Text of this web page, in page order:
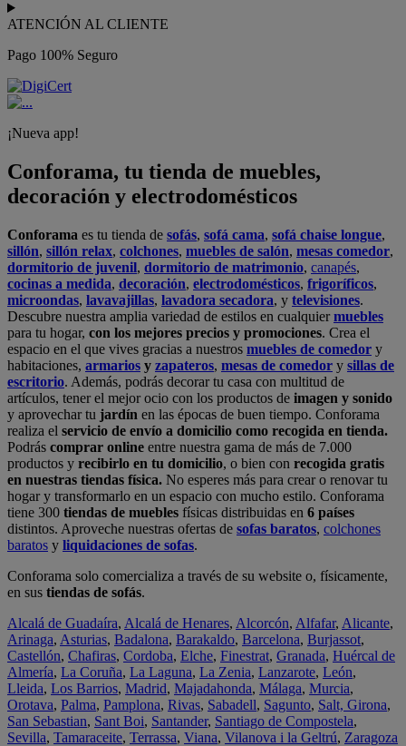
ATENCIÓN AL CLIENTE
Pago 100% Seguro
¡Nueva app!
Conforama, tu tienda de muebles,
decoración y electrodomésticos
Conforama es tu tienda de sofás, sofá cama, sofá chaise longue,
sillón, sillón relax, colchones, muebles de salón, mesas comedor,
dormitorio de juvenil, dormitorio de matrimonio, canapés,
cocinas a medida, decoración, electrodomésticos, frigoríficos,
microondas, lavavajillas, lavadora secadora, y televisiones.
Descubre nuestra amplia variedad de estilos en cualquiermuebles
para tu hogar, con los mejores precios y promociones. Crea el
espacio en el que vives gracias a nuestros muebles de comedor y
habitaciones, armarios y zapateros, mesas de comedor y sillas de
escritorio. Además, podrás decorar tu casa con multitud de
artículos, tener el mejor ocio con los productos de imagen y sonido
y aprovechar tu jardín en las épocas de buen tiempo. Conforama
realiza el servicio de envío a domicilio como recogida en tienda.
Podrás comprar online entre nuestra gama de más de 7.000
productos y recibirlo en tu domicilio, o bien con recogida gratis
en nuestras tiendas física. No esperes más para crear o renovar tu
hogar y transformarlo en un espacio con mucho estilo. Conforama
tiene 300 tiendas de muebles físicas distribuidas en 6 países
distintos. Aproveche nuestras ofertas de sofas baratos, colchones
baratos y liquidaciones de sofas.
Conforama solo comercializa a través de su website o, físicamente,
en sus tiendas de sofás.
Alcalá de Guadaíra, Alcalá de Henares, Alcorcón, Alfafar, Alicante,
Arinaga, Asturias, Badalona, Barakaldo, Barcelona, Burjassot,
Castellón, Chafiras, Cordoba, Elche, Finestrat, Granada, Huércal de
Almería, La Coruña, La Laguna, La Zenia, Lanzarote, León,
Lleida, Los Barrios, Madrid, Majadahonda, Málaga, Murcia,
Orotava, Palma, Pamplona, Rivas, Sabadell, Sagunto, Salt, Girona,
San Sebastian, Sant Boi, Santander, Santiago de Compostela,
Sevilla, Tamaraceite, Terrassa, Viana, Vilanova i la Geltrú, Zaragoza